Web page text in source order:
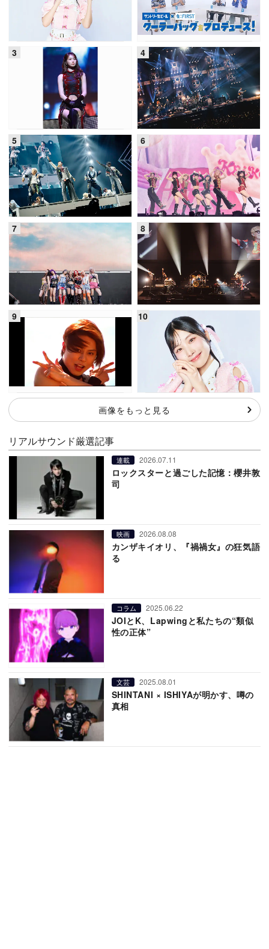
画像をもっと見る
リアルサウンド厳選記事
連載 2026.07.11
ロックスターと過ごした記憶：櫻井敦
司
映画 2026.08.08
カンザキイオリ、『禍禍女』の狂気語
る
コラム 2025.06.22
JOIとK、Lapwingと私たちの“類似
性の正体”
文芸 2025.08.01
SHINTANI × ISHIYAが明かす、噂の
真相